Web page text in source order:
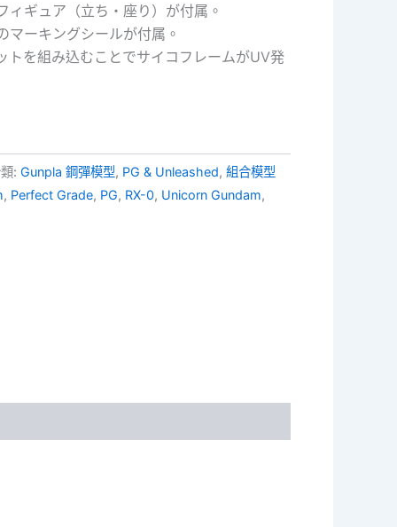
ギュア（立ち・座り）が付属。
ーキングシールが付属。
を組み込むことでサイコフレームがUV発
類:Gunpla 鋼彈模型, PG & Unleashed,組合模型
, Perfect Grade, PG, RX-0, Unicorn Gundam,